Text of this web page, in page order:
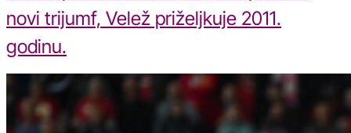
novi trijumf, Velež priželjkuje 2011.
godinu.